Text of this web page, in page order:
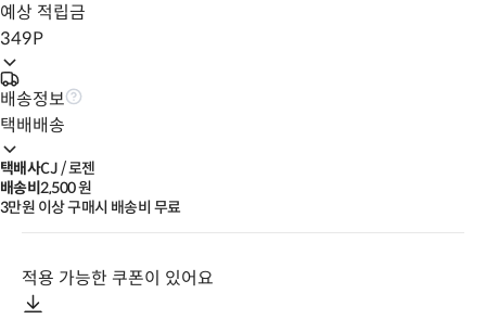
예상 적립금
349P
배송정보
택배배송
택배사CJ / 로젠
배송비2,500 원
3만원 이상 구매시 배송비 무료
적용 가능한 쿠폰이 있어요